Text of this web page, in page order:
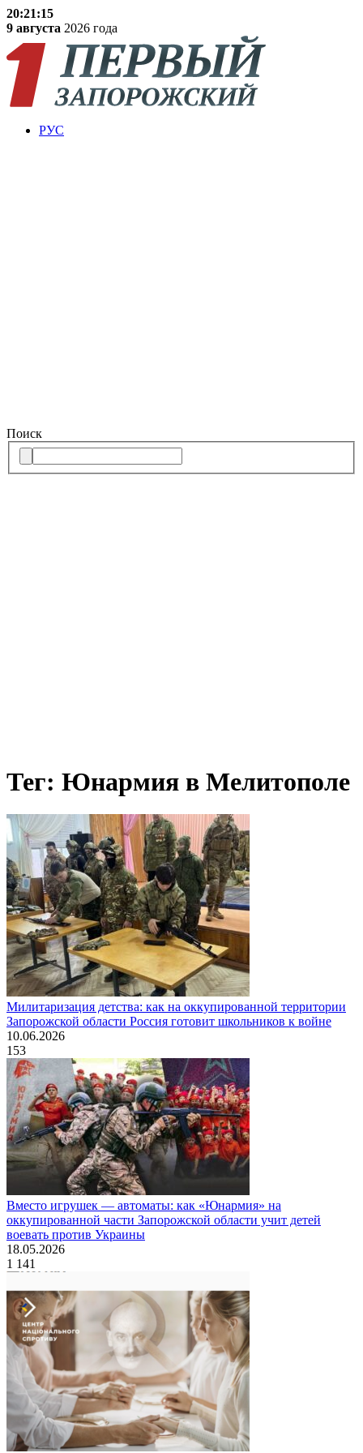
20:21:16
9 августа 2026 года
РУС
Поиск
Тег: Юнармия в Мелитополе
Милитаризация детства: как на оккупированной территории
Запорожской области Россия готовит школьников к войне
10.06.2026
153
Вместо игрушек — автоматы: как «Юнармия» на
оккупированной части Запорожской области учит детей
воевать против Украины
18.05.2026
1 141